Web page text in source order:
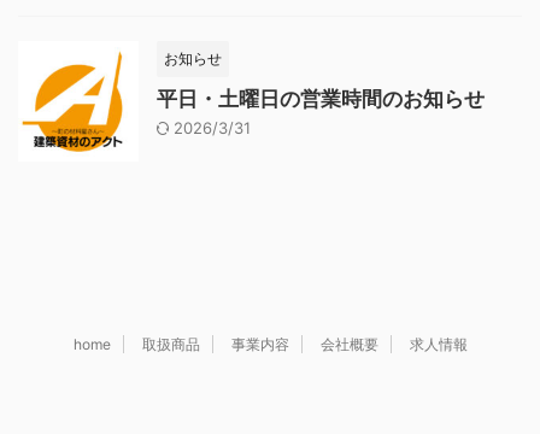
お知らせ
平日・土曜日の営業時間のお知らせ
2026/3/31
home 取扱商品 事業内容 会社概要 求人情報